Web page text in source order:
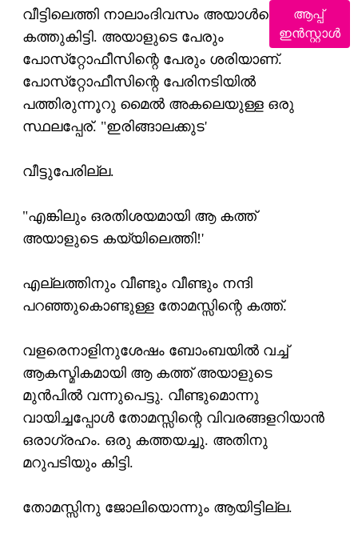
വീട്ടിലെത്തി നാലാംദിവസം അയാള്‍ക്കൊരു
കത്തുകിട്ടി. അയാളുടെ പേരും
പോസ്‌റ്റോഫീസിന്റെ പേരും ശരിയാണ്.
പോസ്‌റ്റോഫീസിന്റെ പേരിനടിയില്‍
പത്തിരുന്നൂറു മൈല്‍ അകലെയുള്ള ഒരു
സ്ഥലപ്പേര്. "ഇരിങ്ങാലക്കുട'
വീട്ടുപേരില്ല.
"എങ്കിലും ഒരതിശയമായി ആ കത്ത്
അയാളുടെ കയ്യിലെത്തി!'
എല്ലത്തിനും വീണ്ടും വീണ്ടും നന്ദി
പറഞ്ഞുകൊണ്ടുള്ള തോമസ്സിന്റെ കത്ത്.
വളരെനാളിനുശേഷം ബോംബയില്‍ വച്ച്
ആകസ്മികമായി ആ കത്ത് അയാളുടെ
മുന്‍പില്‍ വന്നുപെട്ടു. വീണ്ടുമൊന്നു
വായിച്ചപ്പോള്‍ തോമസ്സിന്റെ വിവരങ്ങളറിയാന്‍
ഒരാഗ്രഹം. ഒരു കത്തയച്ചു. അതിനു
മറുപടിയും കിട്ടി.
തോമസ്സിനു ജോലിയൊന്നും ആയിട്ടില്ല.
ആപ്പ്
ഇൻസ്റ്റാൾ